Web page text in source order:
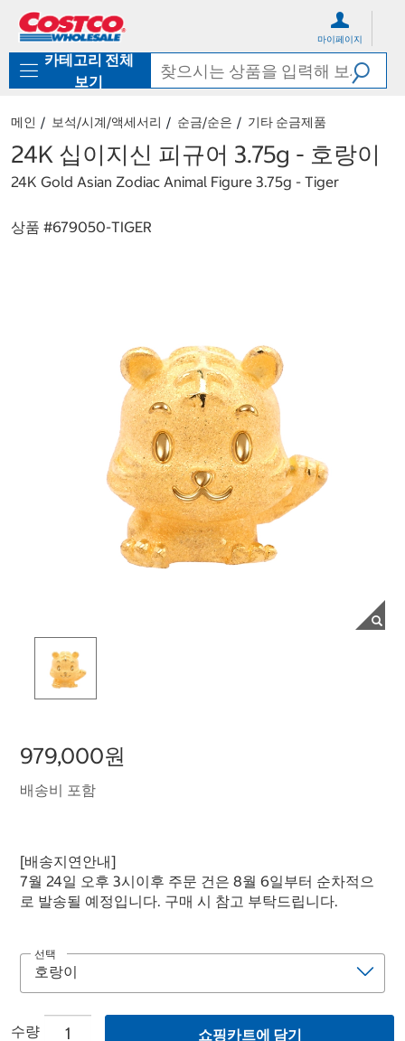
로
기
가
마이페이지
카테고리 전체
보기
메인 보석/시계/액세서리 순금/순은 기타 순금제품
24K 십이지신 피규어 3.75g - 호랑이
24K Gold Asian Zodiac Animal Figure 3.75g - Tiger
상품 #679050-TIGER
979,000원
배송비 포함
[배송지연안내]
7월 24일 오후 3시이후 주문 건은 8월 6일부터 순차적으
로 발송될 예정입니다. 구매 시 참고 부탁드립니다.
선택
수량 쇼핑카트에 담기